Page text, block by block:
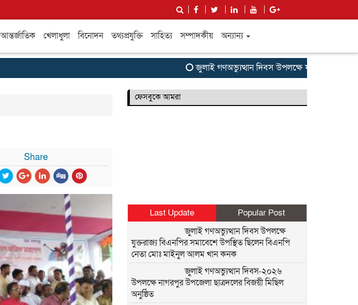
আন্তর্জাতিক খেলাধুলা বিনোদন তথ্যপ্রযুক্তি সাহিত্য সম্পাদকীয় অন্যান্য
জুলাই গণঅভ্যুত্থান দিবস উপলক্ষে যুক্তরাজ্য বিএনপির
Share
ফেসবুকে আমরা
Last Update
Popular Post
জুলাই গণঅভ্যুত্থান দিবস উপলক্ষে
যুক্তরাজ্য বিএনপির সমাবেশে উপস্থিত ছিলেন বিএনপি
নেতা মোঃ মাইনুল আলম খান কনক
জুলাই গণঅভ্যুত্থান দিবস-২০২৬
উপলক্ষে নাগরপুর উপজেলা ছাত্রদলের বিজয়ী মিছিল
অনুষ্ঠিত